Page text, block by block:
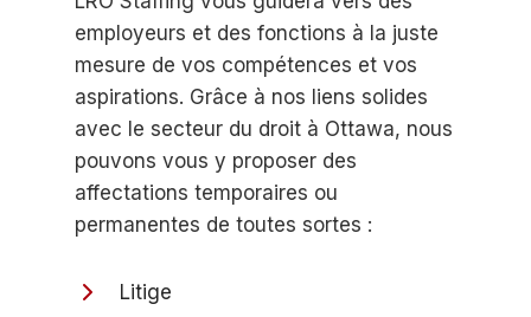
employeurs et des fonctions à la juste
mesure de vos compétences et vos
aspirations. Grâce à nos liens solides
avec le secteur du droit à Ottawa, nous
pouvons vous y proposer des
affectations temporaires ou
permanentes de toutes sortes :
Litige